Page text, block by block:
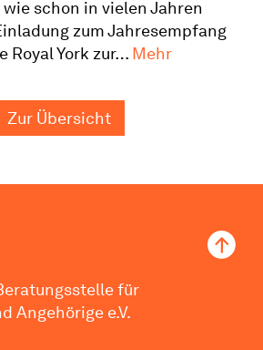
schon in vielen Jahren
zum Jahres­empfang
Royal York zur… MehrEin
Zur Übersicht
für
Angehörige e.V.